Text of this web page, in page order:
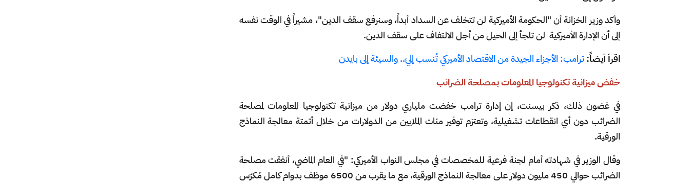
وأكد وزير الخزانة أن "الحكومة الأميركية لن تتخلف عن السداد أبداً، وسنرفع سقف الدين"، مشيراً في الوقت نفسه
إلى أن الإدارة الأميركية لن تلجأ إلى الحيل من أجل الالتفاف على سقف الدين.
اقرأ أيضاً:ترامب: الأجزاء الجيدة من الاقتصاد الأميركي تُنسب إليّ.. والسيئة إلى بايدن
خفض ميزانية تكنولوجيا المعلومات بمصلحة الضرائب
في غضون ذلك، ذكر بيسنت، إن إدارة ترامب خفضت ملياري دولار من ميزانية تكنولوجيا المعلومات لمصلحة
الضرائب دون أي انقطاعات تشغيلية، وتعتزم توفير مئات الملايين من الدولارات من خلال أتمتة معالجة النماذج
الورقية.
وقال الوزير في شهادته أمام لجنة فرعية للمخصصات في مجلس النواب الأميركي: "في العام الماضي، أنفقت مصلحة
الضرائب حوالي 450 مليون دولار على معالجة النماذج الورقية، مع ما يقرب من 6500 موظف بدوام كامل مُكرّس